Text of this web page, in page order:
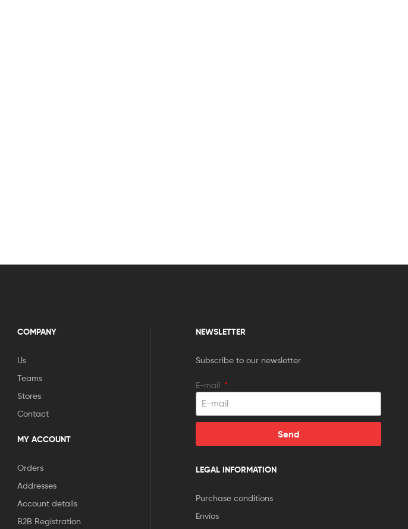
COMPANY
Us
Teams
Stores
Contact
MY ACCOUNT
Orders
Addresses
Account details
B2B Registration
NEWSLETTER
Subscribe to our newsletter
E-mail
Send
LEGAL INFORMATION
Purchase conditions
Envíos